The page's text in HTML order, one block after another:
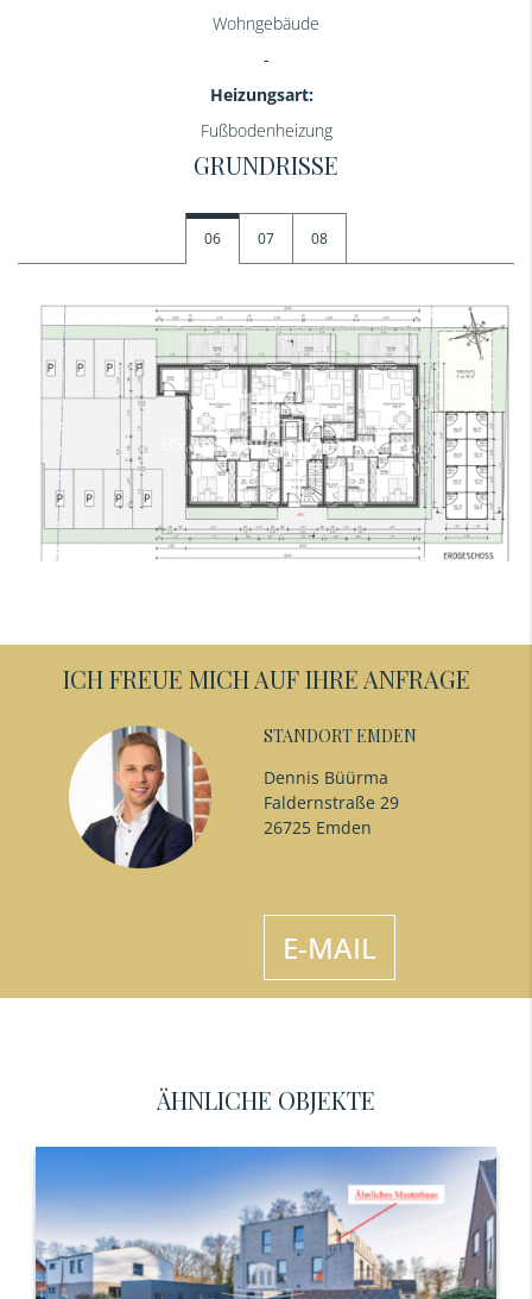
Wohngebäude
Heizungsart:
Fußbodenheizung
GRUNDRISSE
06 07 08
ICH FREUE MICH AUF IHRE ANFRAGE
STANDORT EMDEN
Dennis Büürma
Faldernstraße 29
26725 Emden
E-MAIL
ÄHNLICHE OBJEKTE